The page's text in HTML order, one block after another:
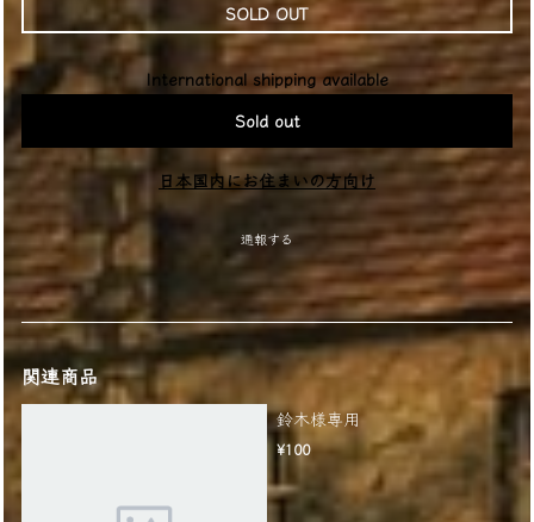
SOLD OUT
International shipping available
Sold out
日本国内にお住まいの方向け
通報する
関連商品
鈴木様専用
¥100